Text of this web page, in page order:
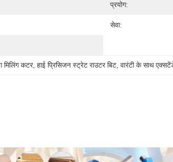
प्रयोग:
सेवा:
मिलिंग कटर, हाई प्रिसिजन स्ट्रेट राउटर बिट , वारंटी के साथ